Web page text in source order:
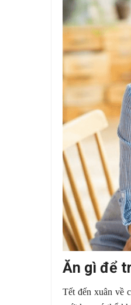
Ăn gì để
Tết đến xuân về